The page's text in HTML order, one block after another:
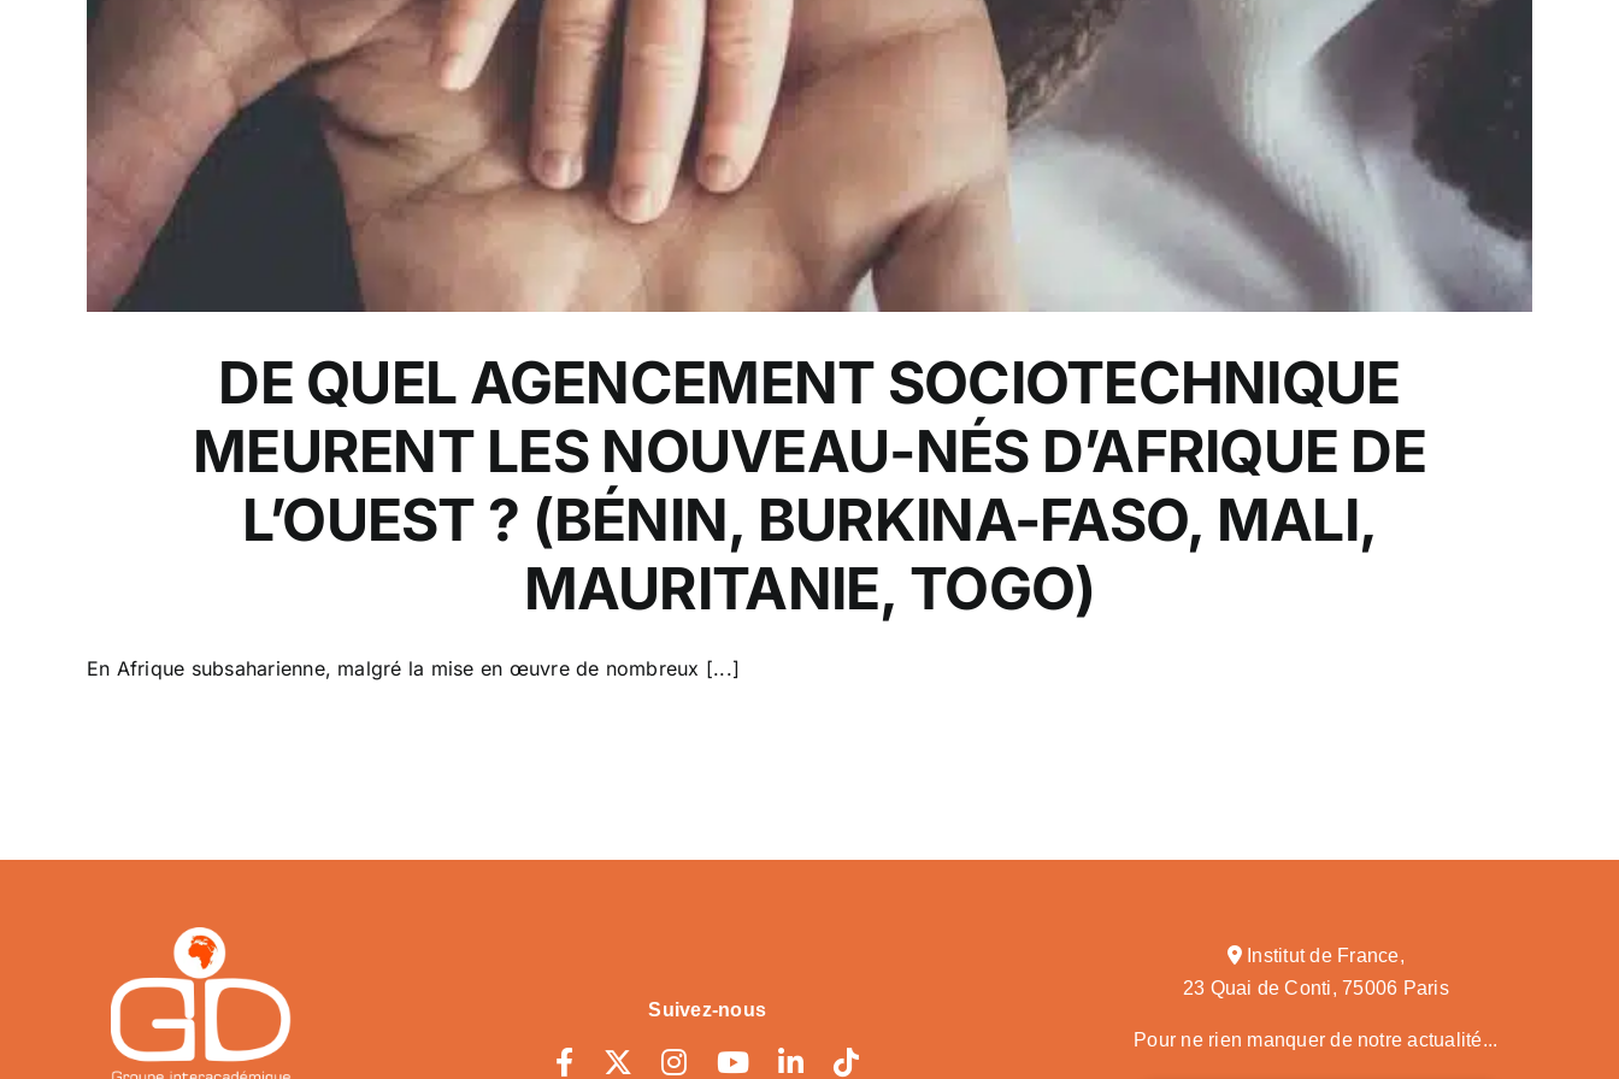
DE QUEL AGENCEMENT SOCIOTECHNIQUE
MEURENT LES NOUVEAU-NÉS D’AFRIQUE DE
L’OUEST ? (BÉNIN, BURKINA-FASO, MALI,
MAURITANIE, TOGO)
En Afrique subsaharienne, malgré la mise en œuvre de nombreux [...]
Suivez-nous
Institut de France,
23 Quai de Conti, 75006 Paris
Pour ne rien manquer de notre actualité...